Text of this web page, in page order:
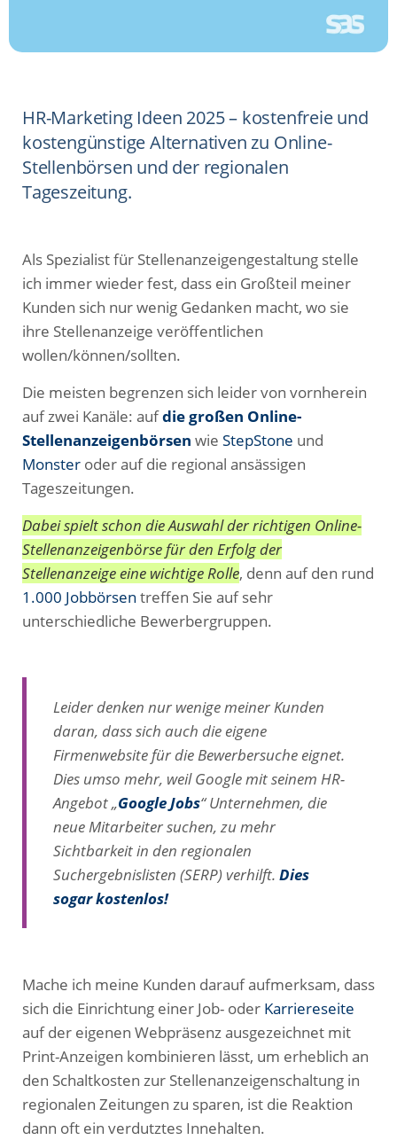
HR-Marketing Ideen 2025 – kostenfreie und
kostengünstige Alternativen zu Online-
Stellenbörsen und der regionalen
Tageszeitung.
Als Spezialist für Stellenanzeigengestaltung stelle
ich immer wieder fest, dass ein Großteil meiner
Kunden sich nur wenig Gedanken macht, wo sie
ihre Stellenanzeige veröffentlichen
wollen/können/sollten.
Die meisten begrenzen sich leider von vornherein
auf zwei Kanäle: aufdie großen Online-
Stellenanzeigenbörsen wie StepStone und
Monster oder auf die regional ansässigen
Tageszeitungen.
Dabei spielt schon die Auswahl der richtigen Online-
Stellenanzeigenbörse für den Erfolg der
Stellenanzeige eine wichtige Rolle, denn auf den rund
1.000 Jobbörsen treffen Sie auf sehr
unterschiedliche Bewerbergruppen.
Leider denken nur wenige meiner Kunden
daran, dass sich auch die eigene
Firmenwebsite für die Bewerbersuche eignet.
Dies umso mehr, weil Google mit seinem HR-
Angebot „Google Jobs“ Unternehmen, die
neue Mitarbeiter suchen, zu mehr
Sichtbarkeit in den regionalen
Suchergebnislisten (SERP) verhilft. Dies
sogar kostenlos!
Mache ich meine Kunden darauf aufmerksam, dass
sich die Einrichtung einer Job- oder Karriereseite
auf der eigenen Webpräsenz ausgezeichnet mit
Print-Anzeigen kombinieren lässt, um erheblich an
den Schaltkosten zur Stellenanzeigenschaltung in
regionalen Zeitungen zu sparen, ist die Reaktion
dann oft ein verdutztes Innehalten.